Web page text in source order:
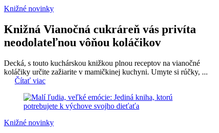
Knižné novinky
Knižná Vianočná cukráreň vás privíta
neodolateľnou vôňou koláčikov
Decká, s touto kuchárskou knižkou plnou receptov na vianočné
koláčiky určite zažiarite v mamičkinej kuchyni. Umyte si rúčky, ...
Čítať viac
Knižné novinky